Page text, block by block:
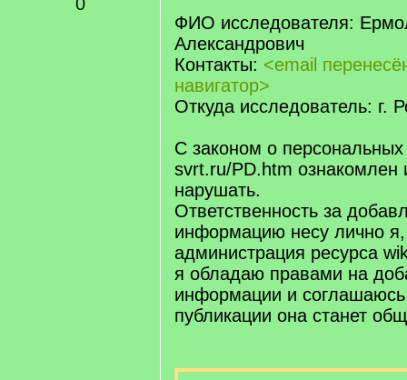
ФИО исследователя:
Александрович
Контакты: <email
навигатор>
Откуда исследователь: г.
С законом о
svrt.ru/PD.htm ознакомлен
нарушать.
Ответственность за
информацию несу лично
администрация ресурса
я обладаю правами на
информации и
публикации она станет